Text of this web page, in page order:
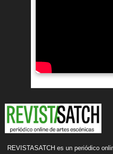
REVISTASATCH es un periódico